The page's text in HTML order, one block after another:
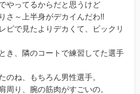
やってるからだと思うけど
さ～上半身がデカイんだわ!!
ビで見たよりデカくて、ビックリ
き、隣のコートで練習してた選手
のね、もちろん男性選手。
周り、腕の筋肉がすごいの。